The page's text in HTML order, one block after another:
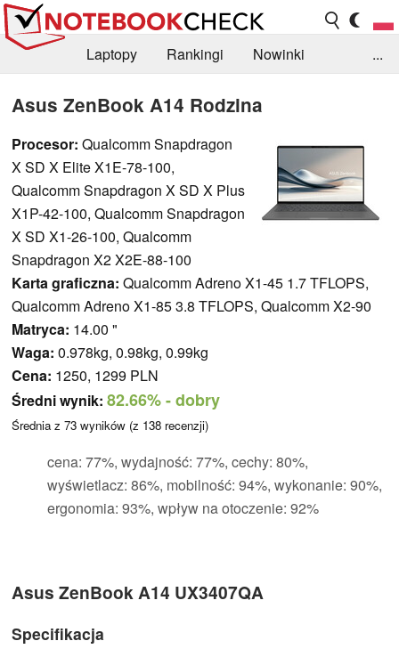
Laptopy Rankingi
Nowinki
...
Asus ZenBook A14 Rodzina
Procesor: Qualcomm Snapdragon
X SD X Elite X1E-78-100,
Qualcomm Snapdragon X SD X Plus
X1P-42-100, Qualcomm Snapdragon
X SD X1-26-100, Qualcomm
Snapdragon X2 X2E-88-100
Karta graficzna: Qualcomm Adreno X1-45 1.7 TFLOPS,
Qualcomm Adreno X1-85 3.8 TFLOPS, Qualcomm X2-90
Matryca: 14.00 "
Waga: 0.978kg, 0.98kg, 0.99kg
Cena: 1250, 1299 PLN
Średni wynik: 82.66%- dobry
Średnia z 73 wyników (z 138 recenzji)
cena: 77%, wydajność: 77%, cechy: 80%,
wyświetlacz: 86%, mobilność: 94%, wykonanie: 90%,
ergonomia: 93%, wpływ na otoczenie: 92%
Asus ZenBook A14 UX3407QA
Specifikacja